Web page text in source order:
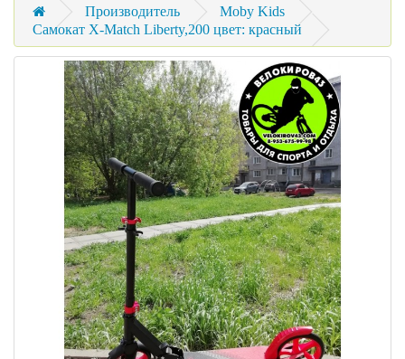
Производитель
Moby Kids
Самокат X-Match Liberty,200 цвет: красный